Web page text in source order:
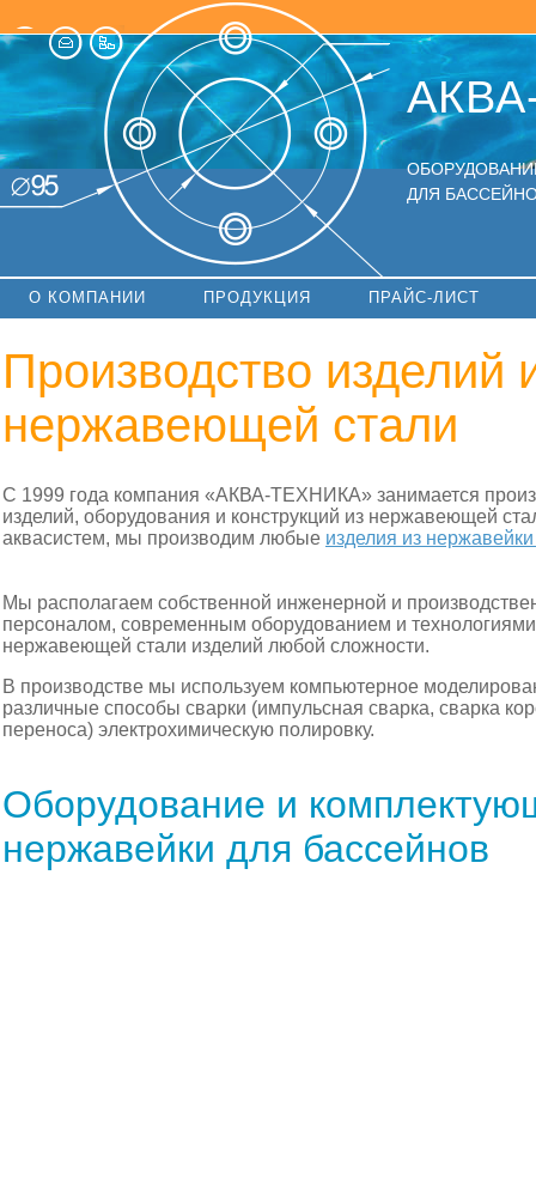
ДЛЯ
О КОМПАНИИ ПРОДУКЦИЯ ПРАЙС-ЛИСТ
Производство изделий
нержавеющей стали
C 1999 года компания «АКВА-ТЕХНИКА» занимается
изделий, оборудования и конструкций из нержавеющей
аквасистем, мы производим любые изделия из нержавейки
Мы располагаем собственной инженерной и
персоналом, современным оборудованием и
нержавеющей стали изделий любой сложности.
В производстве мы используем компьютерное
различные способы сварки (импульсная сварка, сварка
переноса) электрохимическую полировку.
Оборудование и
нержавейки для бассейнов